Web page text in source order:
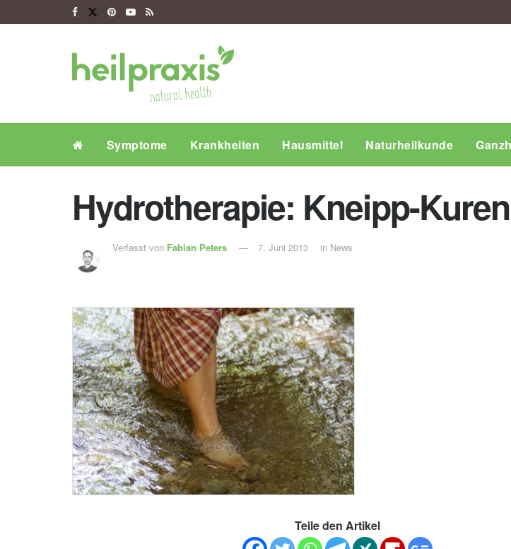
Symptome Krankheiten Hausmittel Naturheilkunde
Hydrotherapie: Kneipp-
Verfasst von Fabian Peters 7. Juni 2013 in News
Teile den Artikel